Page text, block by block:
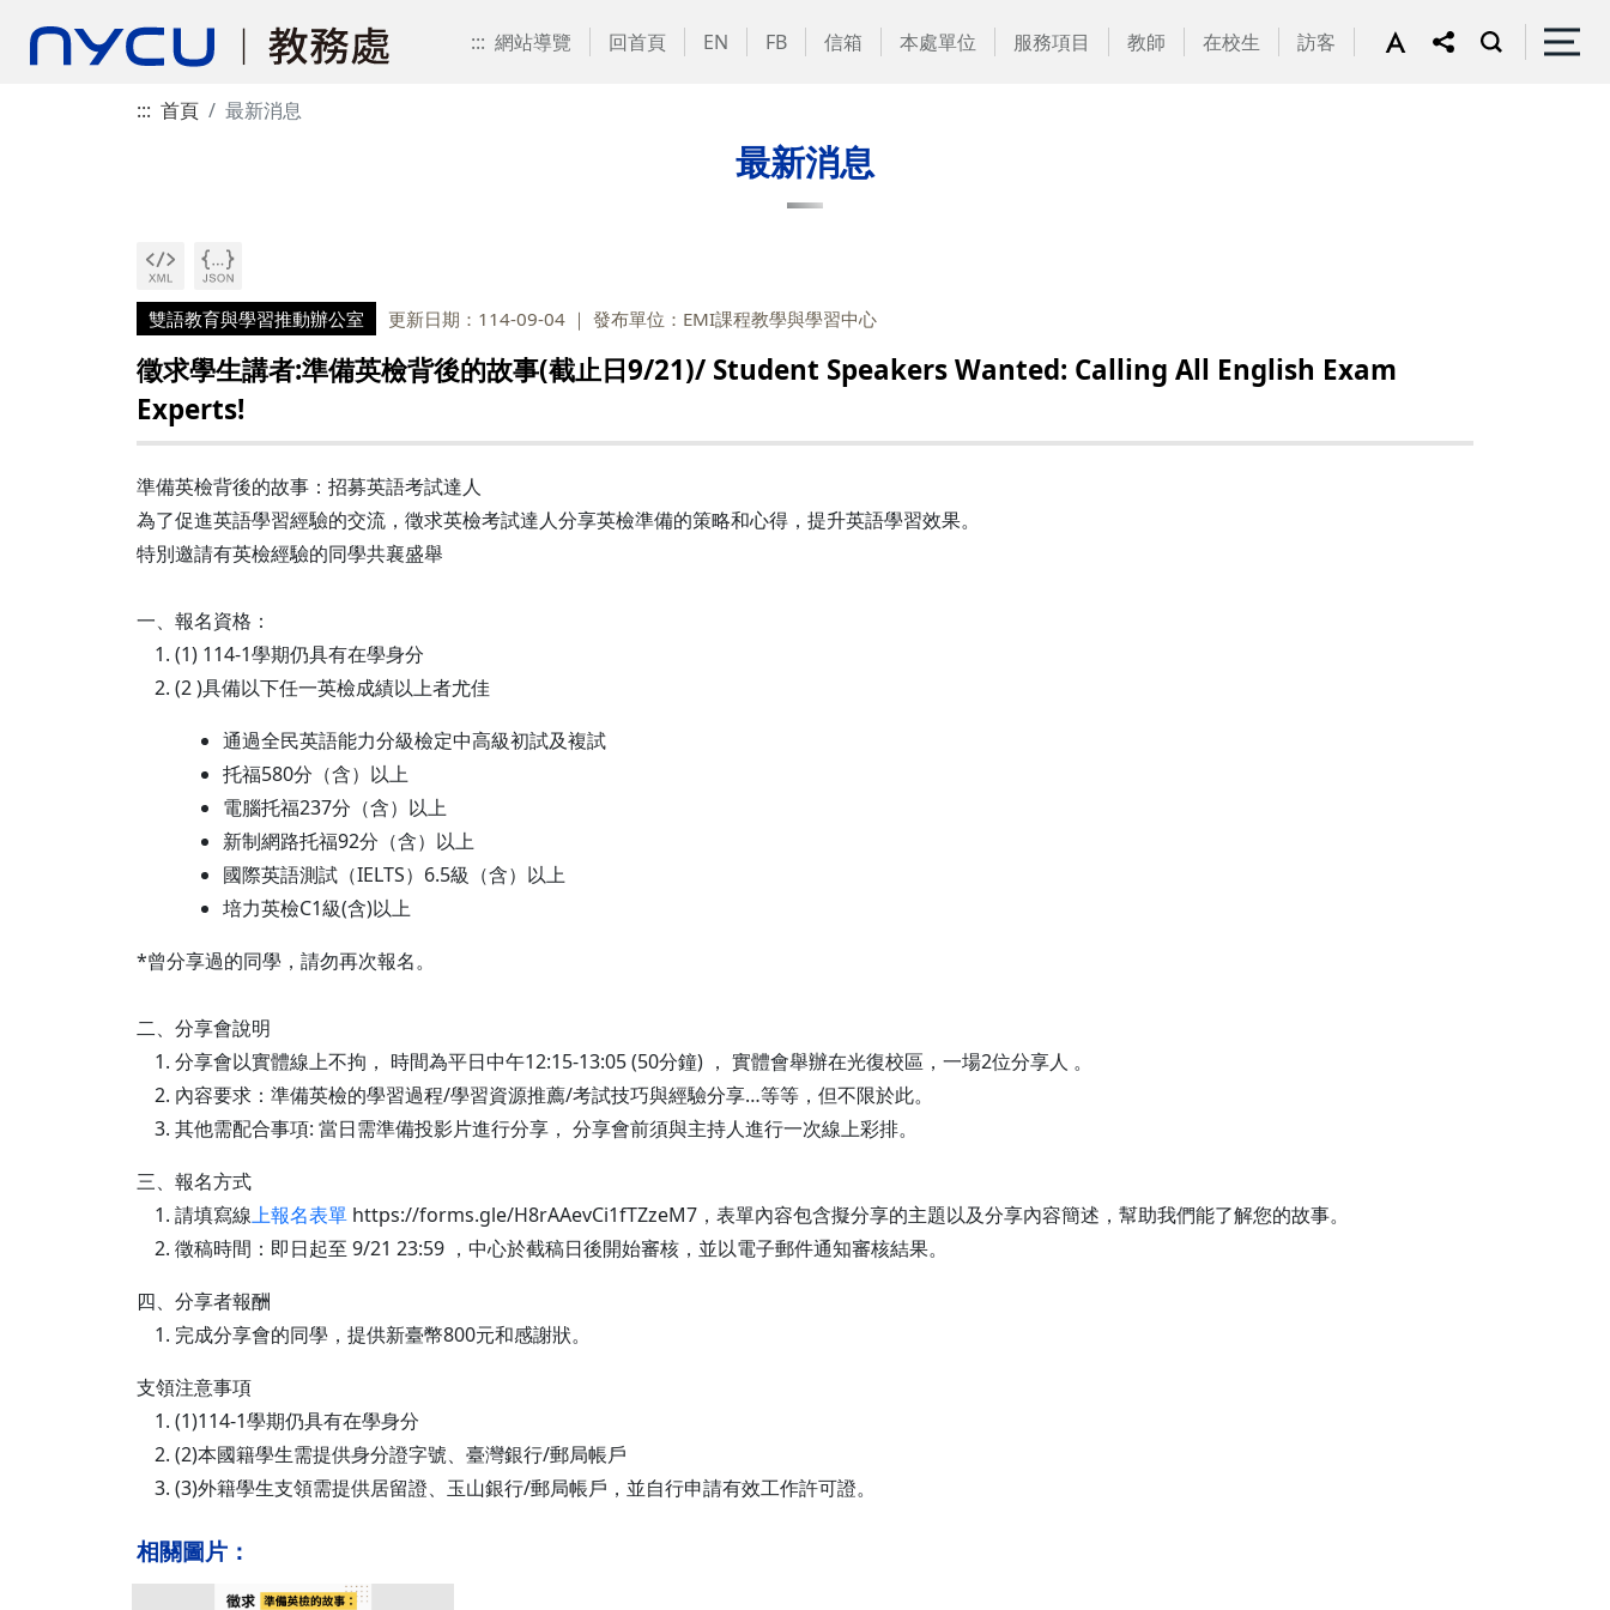
::: 網站導覽 回首頁 EN FB 信箱 本處單位 服務項目 教師 在校生 訪客
::: 首頁 最新消息
最新消息
雙語教育與學習推動辦公室 更新日期：114-09-04 發布單位：EMI課程教學與學習中心
徵求學生講者:準備英檢背後的故事(截止日9/21)/ Student Speakers Wanted: Calling All English Exam
Experts!
準備英檢背後的故事：招募英語考試達人
為了促進英語學習經驗的交流，徵求英檢考試達人分享英檢準備的策略和心得，提升英語學習效果。
特別邀請有英檢經驗的同學共襄盛舉
一、報名資格：
(1) 114-1學期仍具有在學身分
(2 )具備以下任一英檢成績以上者尤佳
通過全民英語能力分級檢定中高級初試及複試
托福580分（含）以上
電腦托福237分（含）以上
新制網路托福92分（含）以上
國際英語測試（IELTS）6.5級（含）以上
培力英檢C1級(含)以上
*曾分享過的同學，請勿再次報名。
二、分享會說明
分享會以實體線上不拘， 時間為平日中午12:15-13:05 (50分鐘) ， 實體會舉辦在光復校區，一場2位分享人 。
內容要求：準備英檢的學習過程/學習資源推薦/考試技巧與經驗分享…等等，但不限於此。
其他需配合事項: 當日需準備投影片進行分享， 分享會前須與主持人進行一次線上彩排。
三、報名方式
請填寫線上報名表單 https://forms.gle/H8rAAevCi1fTZzeM7，表單內容包含擬分享的主題以及分享內容簡述，幫助我們能了解您的故事。
徵稿時間：即日起至 9/21 23:59 ，中心於截稿日後開始審核，並以電子郵件通知審核結果。
四、分享者報酬
完成分享會的同學，提供新臺幣800元和感謝狀。
支領注意事項
(1)114-1學期仍具有在學身分
(2)本國籍學生需提供身分證字號、臺灣銀行/郵局帳戶
(3)外籍學生支領需提供居留證、玉山銀行/郵局帳戶，並自行申請有效工作許可證。
相關圖片：